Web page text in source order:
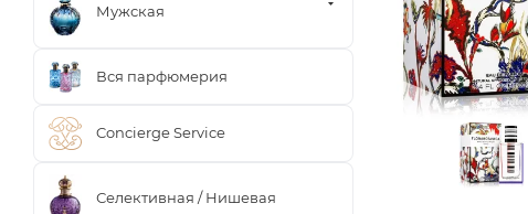
Мужская
Вся парфюмерия
Concierge Service
Селективная / Нишевая